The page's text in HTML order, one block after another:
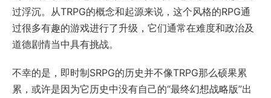
过浮沉。从TRPG的概念和起源来说，这个风格的RPG通
过很多有趣的游戏进行了升级，它们通常在难度和政治及
道德剧情当中具有挑战。
不幸的是，即时制SRPG的历史并不像TRPG那么硕果累
累，或许是因为它历史中没有自己的“最终幻想战略版”出